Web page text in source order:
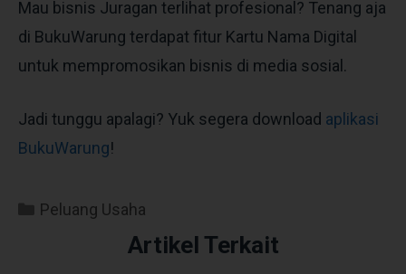
Mau bisnis Juragan terlihat profesional? Tenang aja
di BukuWarung terdapat fitur Kartu Nama Digital
untuk mempromosikan bisnis di media sosial.
Jadi tunggu apalagi? Yuk segera download aplikasi
BukuWarung!
Peluang Usaha
Artikel Terkait